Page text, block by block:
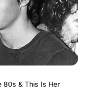
Air Sports eröffnet
von rund 3.500
im Herzen
Sports Parks verfügt
neben beliebten
Ein
80s & This Is Her